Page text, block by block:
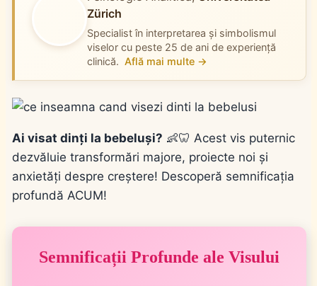
Zürich
Specialist în interpretarea și simbolismul
viselor cu peste 25 de ani de experiență
clinică. Află mai multe →
Ai visat dinți la bebeluși? 👶🦷 Acest vis puternic
dezvăluie transformări majore, proiecte noi și
anxietăți despre creștere! Descoperă semnificația
profundă ACUM!
Semnificații Profunde ale Visului